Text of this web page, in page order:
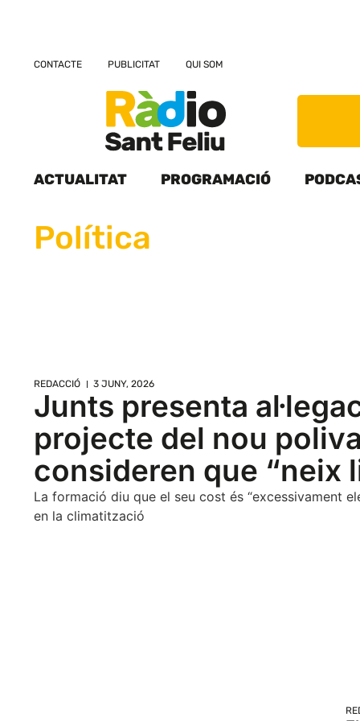
CONTACTE PUBLICITAT QUI SOM
ACTUALITAT PROGRAMACIÓ
Política
REDACCIÓ 3 JUNY, 2026
Junts presenta
projecte del nou
consideren que “neix
La formació diu que el seu cost és “excessivament
en la climatització